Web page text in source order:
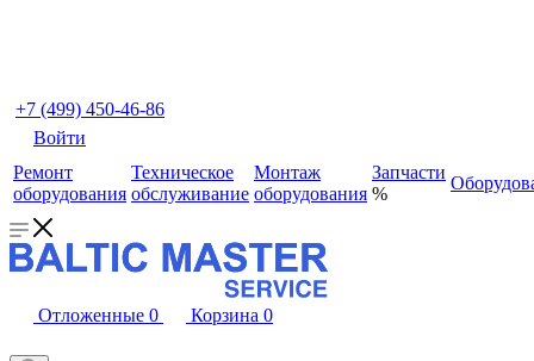
+7 (499) 450-46-86
Войти
Ремонт
оборудования
Техническое
обслуживание
Монтаж
оборудования
Запчасти
%
Отложенные 0 Корзина 0